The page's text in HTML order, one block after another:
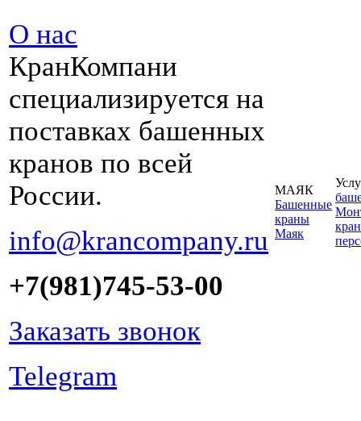
О нас
КранКомпани
специализируется на
поставках башенных
кранов по всей
России.
info@krancompany.ru
+7(981)745-53-00
Заказать звонок
Telegram
МАЯК
Башенные
краны
Маяк